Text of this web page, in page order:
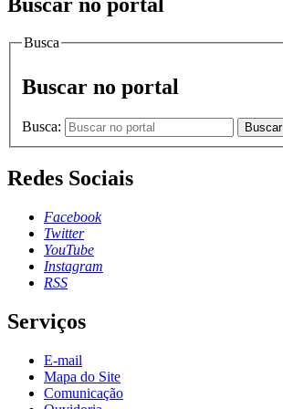
Busca
Buscar no portal
Busca: Buscar
Redes Sociais
Facebook
Twitter
YouTube
Instagram
RSS
Serviços
E-mail
Mapa do Site
Comunicação